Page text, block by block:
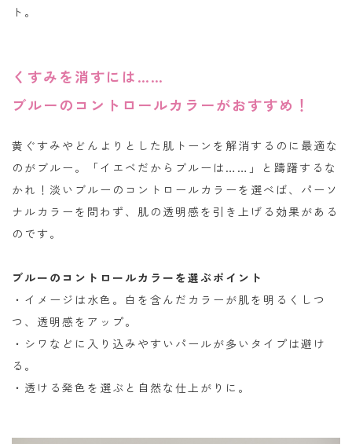
ト。
くすみを消すには……
ブルーのコントロールカラーがおすすめ！
黄ぐすみやどんよりとした肌トーンを解消するのに最適な
のがブルー。「イエベだからブルーは……」と躊躇するな
かれ！淡いブルーのコントロールカラーを選べば、パーソ
ナルカラーを問わず、肌の透明感を引き上げる効果がある
のです。
ブルーのコントロールカラーを選ぶポイント
・イメージは水色。白を含んだカラーが肌を明るくしつ
つ、透明感をアップ。
・シワなどに入り込みやすいパールが多いタイプは避け
る。
・透ける発色を選ぶと自然な仕上がりに。